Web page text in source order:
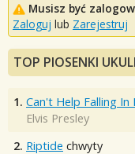
Musisz być
Zaloguj lub Zarejestruj
TOP PIOSENKI
1. Can't Help Falling In
Elvis Presley
2. Riptide chwyty